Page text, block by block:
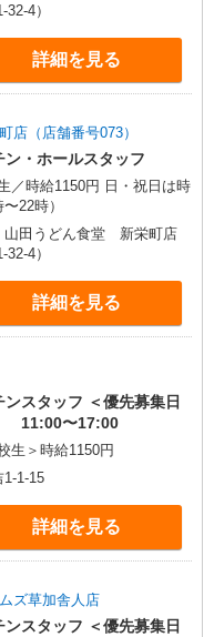
4）
詳細を見る
（店舗番号073）
ン・ホールスタッフ
22時）
田うどん食堂 新栄町店
4）
詳細を見る
スタッフ ＜優先募集日
11:00〜17:00
生＞時給1150円
詳細を見る
ズ草加舎人店
スタッフ ＜優先募集日